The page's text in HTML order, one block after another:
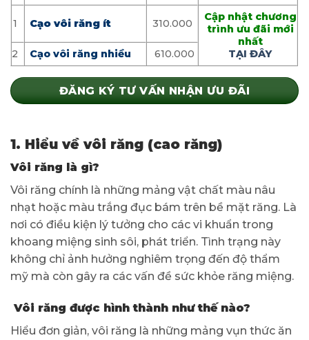
1 Cạo vôi răng ít 310.000
Cập nhật chương
trình ưu đãi mới
nhất
TẠI ĐÂY
2 Cạo vôi răng nhiều 610.000
ĐĂNG KÝ TƯ VẤN NHẬN ƯU ĐÃI
1. Hiểu về vôi răng (cao răng)
Vôi răng là gì?
Vôi răng chính là những mảng vật chất màu nâu
nhạt hoặc màu trắng đục bám trên bề mặt răng. Là
nơi có điều kiện lý tưởng cho các vi khuẩn trong
khoang miệng sinh sôi, phát triển. Tình trạng này
không chỉ ảnh hưởng nghiêm trọng đến độ thẩm
mỹ mà còn gây ra các vấn đề sức khỏe răng miệng.
Vôi răng được hình thành như thế nào?
Hiểu đơn giản, vôi răng là những mảng vụn thức ăn